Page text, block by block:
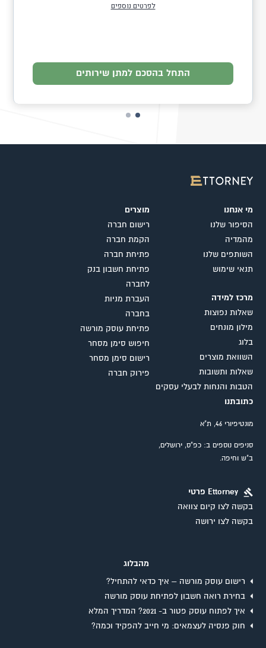
לפרטים נוספים
התחל בהסכם למתן שירותים
מי אנחנו
הסיפור שלנו
מהמדיה
השותפים שלנו
תנאי שימוש
מרכז למידה
שאלות נפוצות
מילון מונחים
בלוג
השוואת מוצרים
שאלות ותשובות
הטבות והנחות לבעלי עסקים
כתובתנו
מונטיפיורי 46, ת"א
סניפים נוספים ב: כפ"ס, ירושלים,
ב"ש וחיפה.
מוצרים
רישום חברה
הקמת חברה
פתיחת חברה
פתיחת חשבון בנק
לחברה
העברת מניות
בחברה
פתיחת עוסק מורשה
חיפוש סימן מסחר
רישום סימן מסחר
פירוק חברה
Ettorney פרטי
בקשה לצו קיום צוואה
בקשה לצו ירושה
מהבלוג
רישום עוסק מורשה – איך כדאי להתחיל?
בחירת רואה חשבון לפתיחת עוסק מורשה
איך לפתוח עוסק פטור ב- 2021? המדריך המלא
חוק פנסיה לעצמאים: מי חייב להפקיד וכמה?